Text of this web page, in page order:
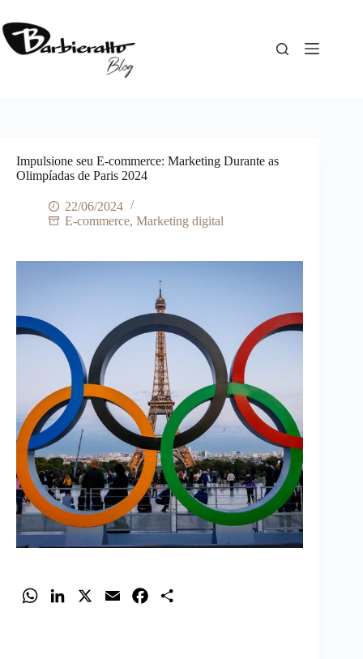
para
o
conteúdo
Impulsione seu E-commerce: Marketing Durante as
Olimpíadas de Paris 2024
22/06/2024
E-commerce, Marketing digital
W